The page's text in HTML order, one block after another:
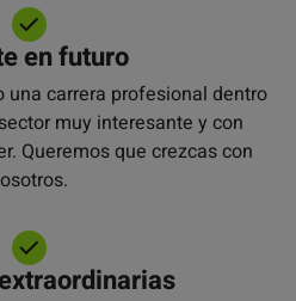
en futuro
una carrera profesional dentro
muy interesante y con
Queremos que crezcas con